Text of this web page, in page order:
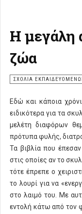
Η μεγάλη
ζώα
ΣΧΌΛΙΑ
Εδώ και κάποια
ειδικότερα για τα
μελέτη διαφόρων
πρότυπα φυλής,
Τα βιβλία που
στις οποίες αν το
τότε έπρεπε ο
το λουρί για να
στο λαιμό του. Με
εντολή κάτω από τον